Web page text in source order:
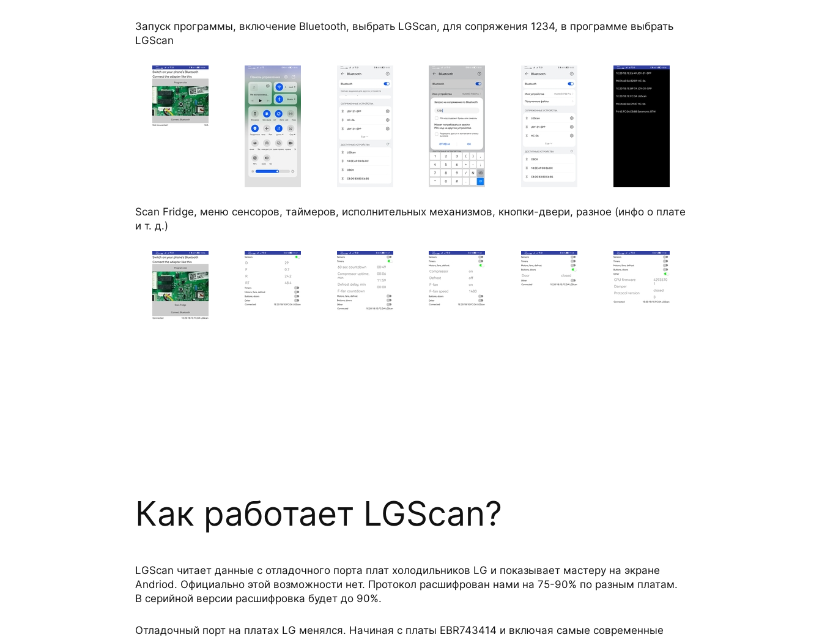
Запуск программы, включение Bluetooth, выбрать LGScan, для сопряжения 1234, в программе выбрать
LGScan
Scan Fridge, меню сенсоров, таймеров, исполнительных механизмов, кнопки-двери, разное (инфо о плате
и т. д.)
Как работает LGScan?
LGScan читает данные с отладочного порта плат холодильников LG и показывает мастеру на экране
Andriod. Официально этой возможности нет. Протокол расшифрован нами на 75-90% по разным платам.
В серийной версии расшифровка будет до 90%.
Отладочный порт на платах LG менялся. Начиная с платы EBR743414 и включая самые современные